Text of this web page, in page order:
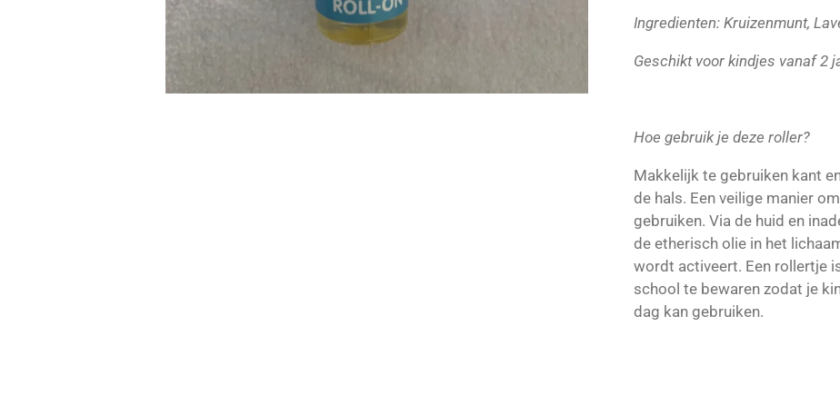
Ingredienten: Kruizenmunt,
Geschikt voor kindjes vanaf 2
Hoe gebruik je deze roller?
Makkelijk te gebruiken kant
de hals. Een veilige manier
gebruiken. Via de huid en
de etherisch olie in het
wordt activeert. Een rollertje
school te bewaren zodat je
dag kan gebruiken.